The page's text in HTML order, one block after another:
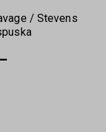
/ Stevens